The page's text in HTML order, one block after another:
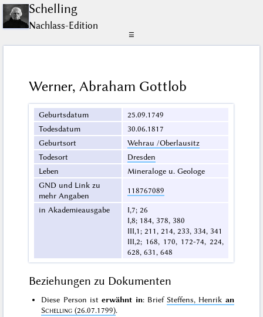
Schelling
Nachlass-Edition
☰
Werner, Abraham Gottlob
Geburtsdatum
25.09.1749
Todesdatum
30.06.1817
Geburtsort
Wehrau /Oberlausitz
Todesort
Dresden
Leben
Mineraloge u. Geologe
GND und Link zu
mehr Angaben
118767089
in Akademieausgabe
I,7; 26
I,8; 184, 378, 380
III,1; 211, 214, 233, 334, 341
III,2; 168, 170, 172-74, 224,
628, 631, 648
Beziehungen zu Dokumenten
Diese Person isterwähnt in: BriefSteffens, Henrik an
Schelling (26.07.1799).